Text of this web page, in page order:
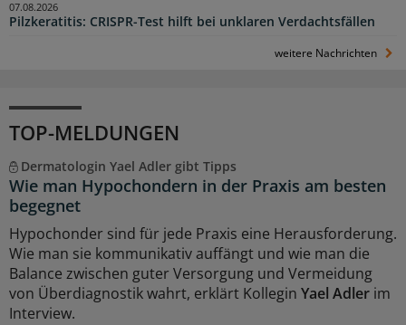
Pilzkeratitis: CRISPR-Test hilft bei unklaren Verdachtsfällen
07.08.2026
weitere Nachrichten
TOP-MELDUNGEN
Dermatologin Yael Adler gibt Tipps
Wie man Hypochondern in der Praxis am besten
begegnet
Hypochonder sind für jede Praxis eine Herausforderung.
Wie man sie kommunikativ auffängt und wie man die
Balance zwischen guter Versorgung und Vermeidung
von Überdiagnostik wahrt, erklärt Kollegin Yael Adler im
Interview.